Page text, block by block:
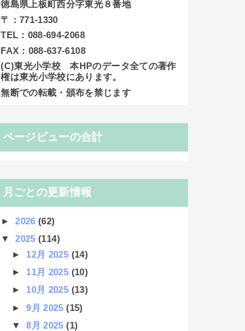
徳島県上板町西分字東光８番地
〒：771-1330
TEL：088-694-2068
FAX：088-637-6108
(C)東光小学校 本HPのデータ全ての著作
権は東光小学校にあります。
無断での転載・頒布を禁じます
ページビューの合計
月ごとの更新情報
►2026(62)
▼2025(114)
► 12月 2025 (14)
► 11月 2025 (10)
► 10月 2025 (13)
►9月 2025(15)
▼8月 2025(1)